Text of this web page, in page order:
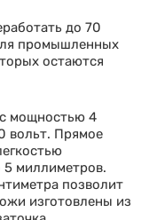
до 70
промышленных
остаются
мощностью 4
вольт. Прямое
миллиметров.
позволит
изготовлены из